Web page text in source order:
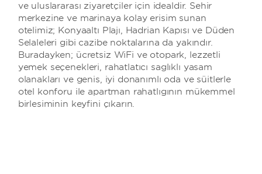
ve uluslararası ziyaretçiler için idealdir. Şehir
merkezine ve marinaya kolay erişim sunan
otelimiz; Konyaaltı Plajı, Hadrian Kapısı ve Düden
Şelaleleri gibi cazibe noktalarına da yakındır.
Buradayken; ücretsiz WiFi ve otopark, lezzetli
yemek seçenekleri, rahatlatıcı sağlıklı yaşam
olanakları ve geniş, iyi donanımlı oda ve süitlerle
otel konforu ile apartman rahatlığının mükemmel
birleşiminin keyfini çıkarın.